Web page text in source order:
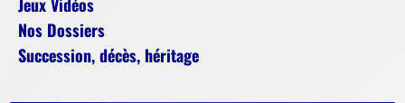
Nos Dossiers
Succession, décès, héritage